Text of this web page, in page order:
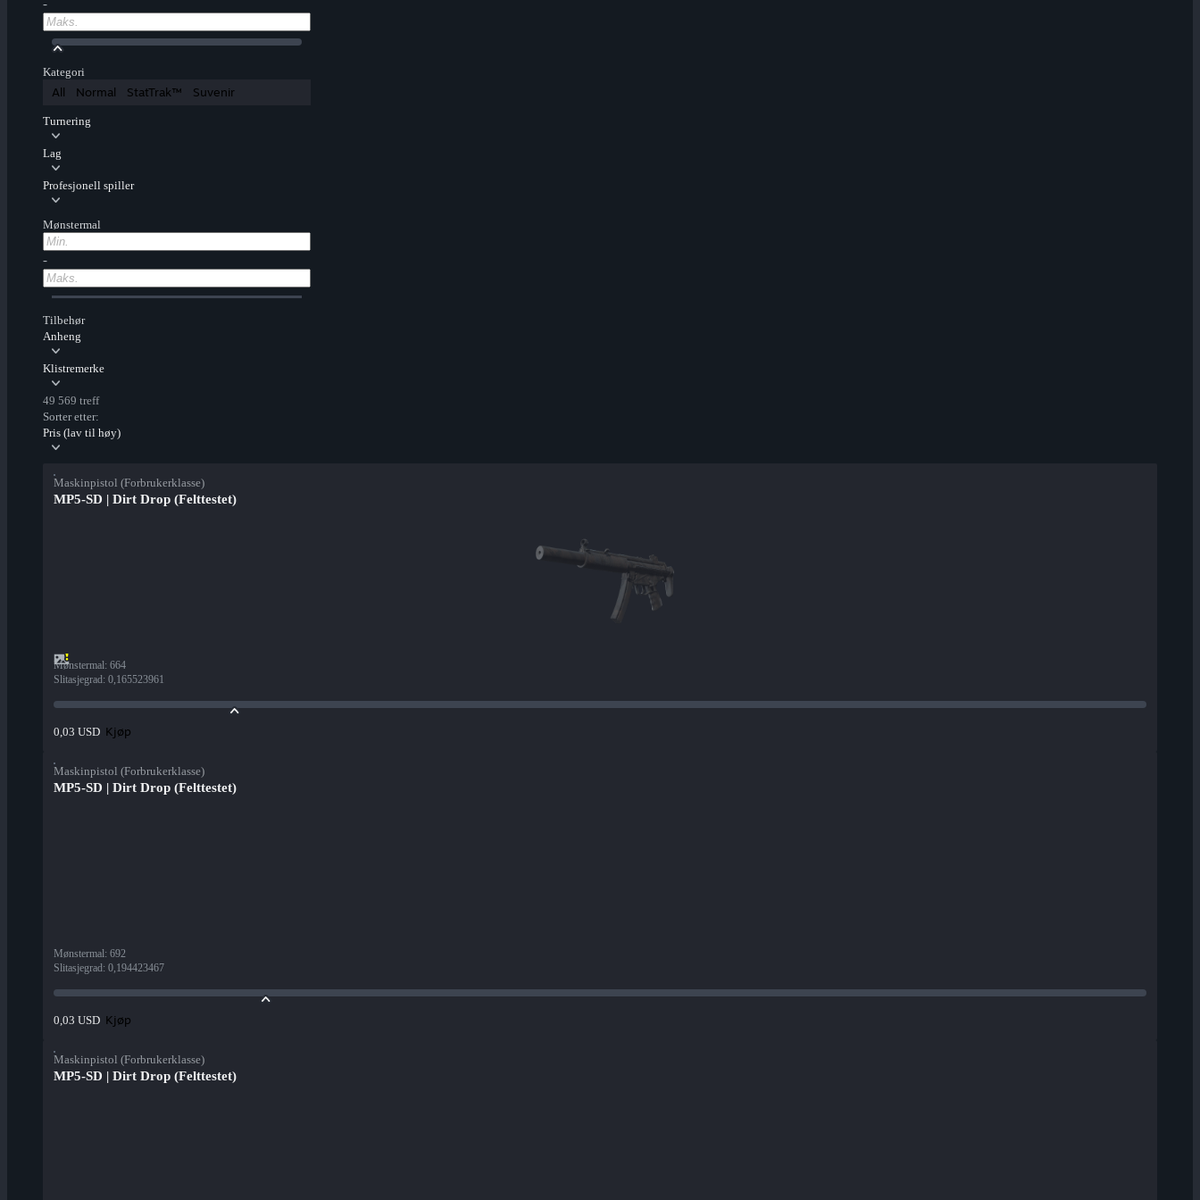
-
Kategori
All Normal StatTrak™ Suvenir
Turnering
Lag
Profesjonell spiller
Mønstermal
-
Tilbehør
Anheng
Klistremerke
49 569 treff
Sorter etter:
Pris (lav til høy)
Maskinpistol (Forbrukerklasse)
MP5-SD | Dirt Drop (Felttestet)
Mønstermal: 664
Slitasjegrad: 0,165523961
0,03 USD Kjøp
Maskinpistol (Forbrukerklasse)
MP5-SD | Dirt Drop (Felttestet)
Mønstermal: 692
Slitasjegrad: 0,194423467
0,03 USD Kjøp
Maskinpistol (Forbrukerklasse)
MP5-SD | Dirt Drop (Felttestet)